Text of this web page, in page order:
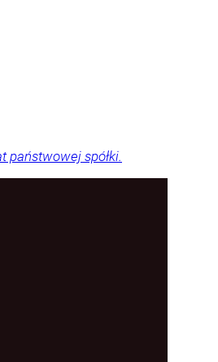
państwowej spółki.